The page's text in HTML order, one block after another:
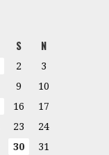
S N
2
3
9
10
16
17
23
24
30 31